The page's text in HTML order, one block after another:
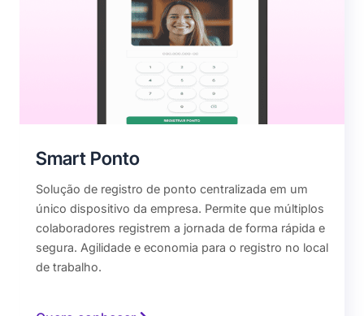
Smart Ponto
Solução de registro de ponto centralizada em um
único dispositivo da empresa. Permite que múltiplos
colaboradores registrem a jornada de forma rápida e
segura. Agilidade e economia para o registro no local
de trabalho.